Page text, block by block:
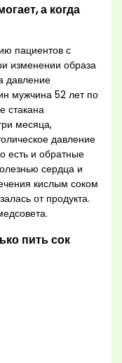
а когда
пациентов с
изменении образа
давление
мужчина 52 лет по
стакана
месяца,
давление
есть и обратные
сердца и
кислым соком
от продукта.
пить сок